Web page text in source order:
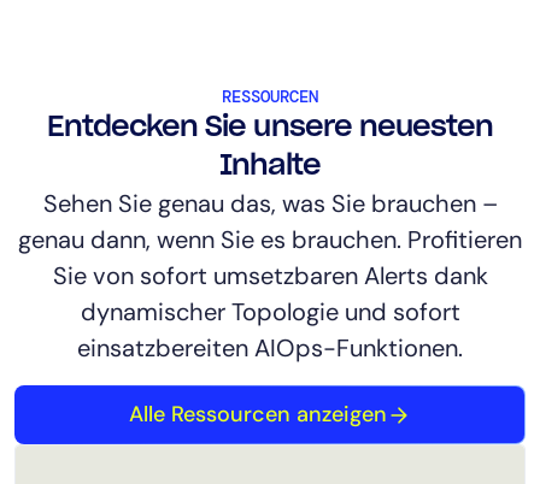
RESSOURCEN
Entdecken Sie unsere neuesten
Inhalte
Sehen Sie genau das, was Sie brauchen –
genau dann, wenn Sie es brauchen. Profitieren
Sie von sofort umsetzbaren Alerts dank
dynamischer Topologie und sofort
einsatzbereiten AIOps-Funktionen.
Alle Ressourcen anzeigen